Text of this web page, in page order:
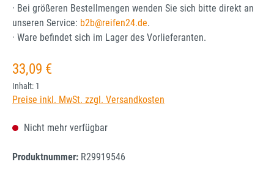
· Bei größeren Bestellmengen wenden Sie sich bitte direkt an
unseren Service: b2b@reifen24.de.
· Ware befindet sich im Lager des Vorlieferanten.
Regulärer Preis:
33,09 €
Inhalt: 1
Preise inkl. MwSt. zzgl. Versandkosten
Nicht mehr verfügbar
Produktnummer: R29919546